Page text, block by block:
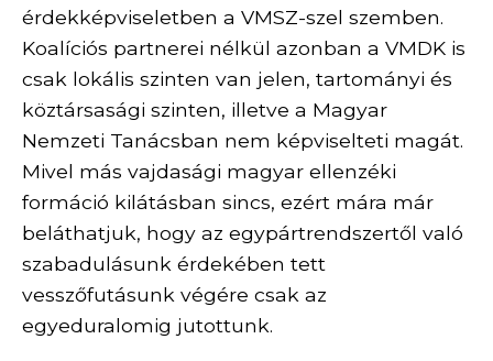
érdekképviseletben a VMSZ-szel szemben.
Koalíciós partnerei nélkül azonban a VMDK is
csak lokális szinten van jelen, tartományi és
köztársasági szinten, illetve a Magyar
Nemzeti Tanácsban nem képviselteti magát.
Mivel más vajdasági magyar ellenzéki
formáció kilátásban sincs, ezért mára már
beláthatjuk, hogy az egypártrendszertől való
szabadulásunk érdekében tett
vesszőfutásunk végére csak az
egyeduralomig jutottunk.